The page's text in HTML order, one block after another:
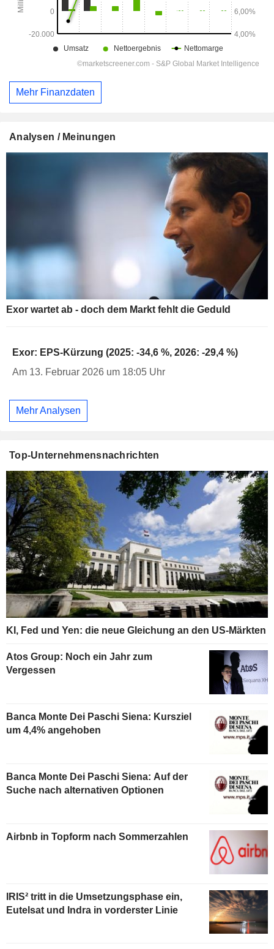
Mehr Finanzdaten
Analysen / Meinungen
Exor wartet ab - doch dem Markt fehlt die Geduld
Exor: EPS-Kürzung (2025: -34,6 %, 2026: -29,4 %)
Am 13. Februar 2026 um 18:05 Uhr
Mehr Analysen
Top-Unternehmensnachrichten
KI, Fed und Yen: die neue Gleichung an den US-Märkten
Atos Group: Noch ein Jahr zum
Vergessen
Banca Monte Dei Paschi Siena: Kursziel
um 4,4% angehoben
Banca Monte Dei Paschi Siena: Auf der
Suche nach alternativen Optionen
Airbnb in Topform nach Sommerzahlen
IRIS² tritt in die Umsetzungsphase ein,
Eutelsat und Indra in vorderster Linie